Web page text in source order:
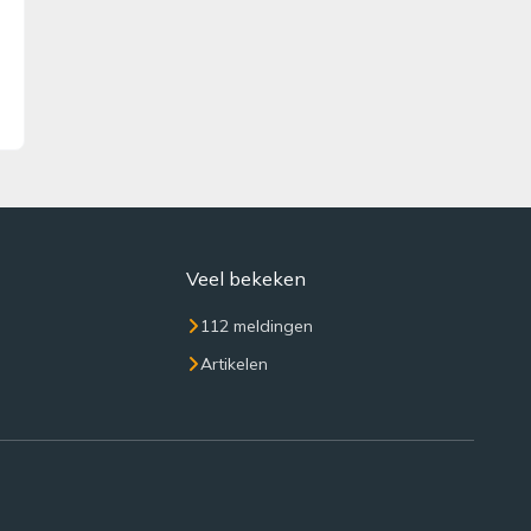
Veel bekeken
112 meldingen
Artikelen